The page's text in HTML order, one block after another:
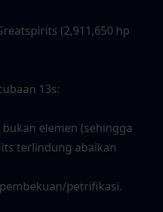
(2,911,650 hp
13s:
elemen (sehingga
terlindung abaikan
petrifikasi.